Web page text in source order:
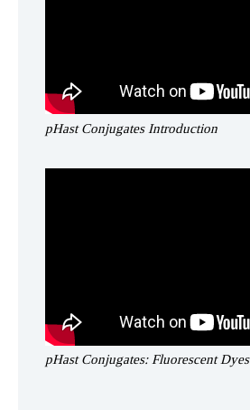
pHast Conjugates Introduction
pHast Conjugates: Fluorescent Dyes